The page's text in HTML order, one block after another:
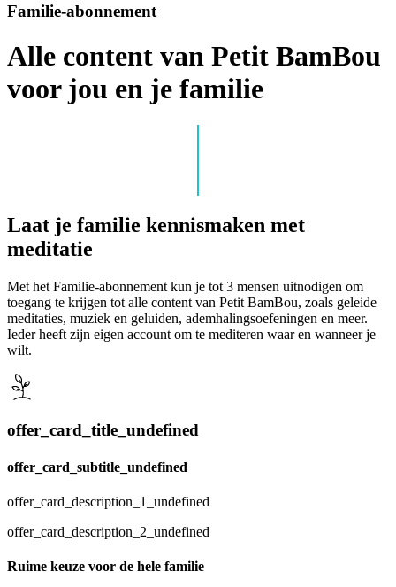
Familie-abonnement
Alle content van Petit BamBou
voor jou en je familie
Laat je familie kennismaken met
meditatie
Met het Familie-abonnement kun je tot 3 mensen uitnodigen om
toegang te krijgen tot alle content van Petit BamBou, zoals geleide
meditaties, muziek en geluiden, ademhalingsoefeningen en meer.
Ieder heeft zijn eigen account om te mediteren waar en wanneer je
wilt.
offer_card_title_undefined
offer_card_subtitle_undefined
offer_card_description_1_undefined
offer_card_description_2_undefined
Ruime keuze voor de hele familie